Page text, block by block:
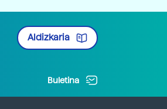
Aldizkaria
Buletina